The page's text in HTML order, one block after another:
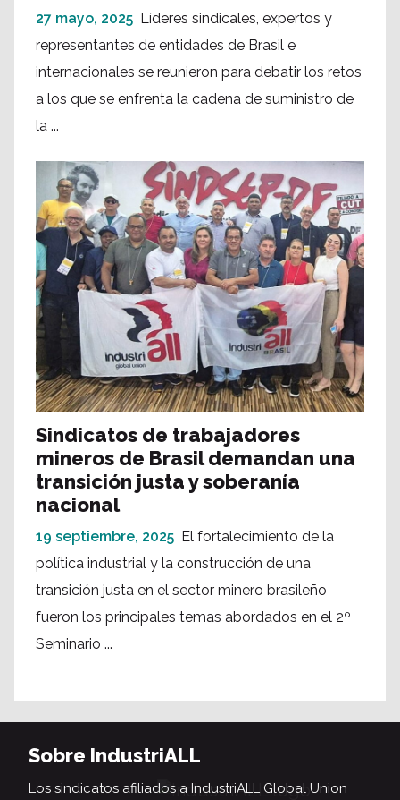
27 mayo, 2025 Líderes sindicales, expertos y
representantes de entidades de Brasil e
internacionales se reunieron para debatir los retos
a los que se enfrenta la cadena de suministro de
la ...
Sindicatos de trabajadores
mineros de Brasil demandan una
transición justa y soberanía
nacional
19 septiembre, 2025 El fortalecimiento de la
política industrial y la construcción de una
transición justa en el sector minero brasileño
fueron los principales temas abordados en el 2º
Seminario ...
Sobre IndustriALL
Los sindicatos afiliados a IndustriALL Global Union